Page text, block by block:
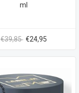
ml
€39,85 €24,95